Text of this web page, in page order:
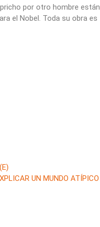
por otro hombre están
el Nobel. Toda su obra es
UN MUNDO ATÍPICO